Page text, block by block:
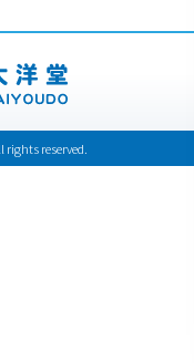
reserved.